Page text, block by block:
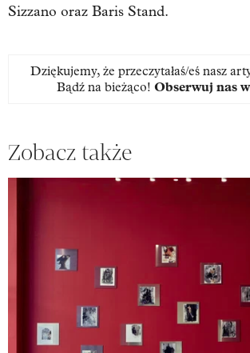
Sizzano oraz Baris Stand.
Dziękujemy, że przeczytałaś/eś nasz
Bądź na bieżąco! Obserwuj nas
Zobacz także